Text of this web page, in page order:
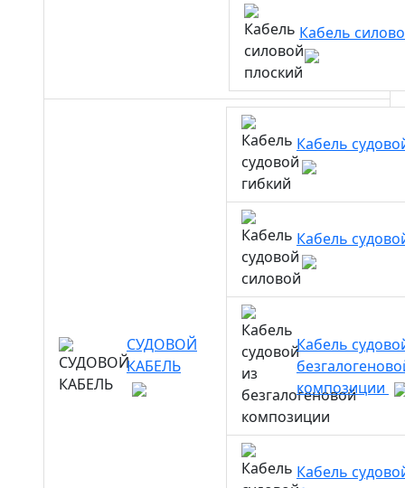
Кабель
СУДОВОЙ
КАБЕЛЬ
Кабель
Кабель
Кабель
композиции
Кабель